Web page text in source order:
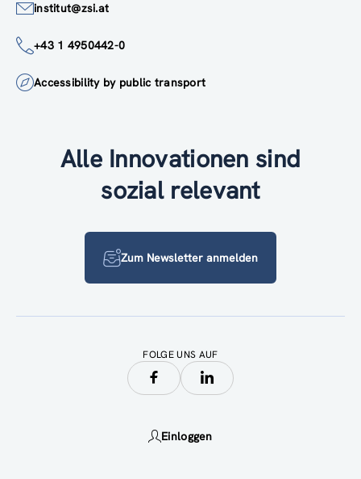
institut@zsi.at
+43 1 4950442-0
Accessibility by public transport
Alle Innovationen sind
sozial relevant
Zum Newsletter anmelden
FOLGE UNS AUF
Einloggen